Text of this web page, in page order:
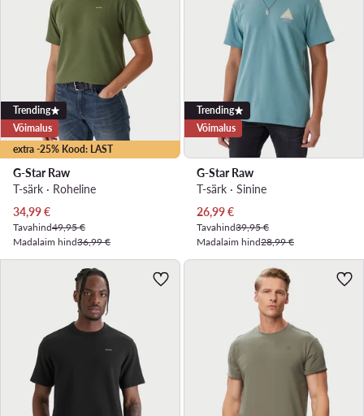
extra -25% Kood: LAST
Trending
Võimalus
G-Star Raw
T-särk · Roheline
Praegune hind
34,99€
Tavahind49,95 €
Madalaim hind36,99 €
Trending
Võimalus
G-Star Raw
T-särk · Sinine
Praegune hind
26,99€
Tavahind39,95 €
Madalaim hind28,99 €